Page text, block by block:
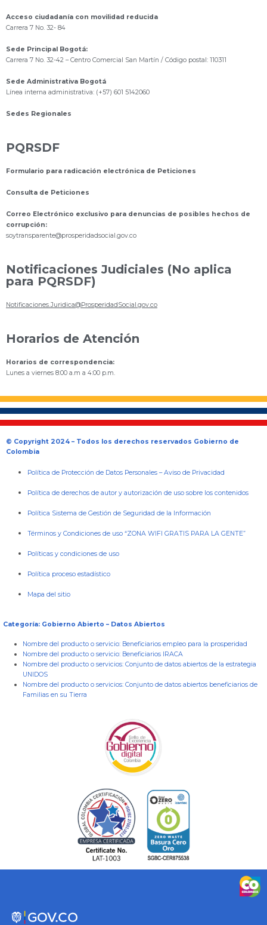
Acceso ciudadanía con movilidad reducida
Carrera 7 No. 32- 84
Sede Principal Bogotá:
Carrera 7 No. 32-42 – Centro Comercial San Martín / Código postal: 110311
Sede Administrativa Bogotá
Línea interna administrativa: (+57) 601 5142060
Sedes Regionales
PQRSDF
Formulario para radicación electrónica de Peticiones
Consulta de Peticiones
Correo Electrónico exclusivo para denuncias de posibles hechos de
corrupción:
soytransparente@prosperidadsocial.gov.co
Notificaciones Judiciales (No aplica
para PQRSDF)
Notificaciones.Juridica@ProsperidadSocial.gov.co
Horarios de Atención
Horarios de correspondencia:
Lunes a viernes 8:00 a.m a 4:00 p.m.
© Copyright 2024 – Todos los derechos reservados Gobierno de
Colombia
Política de Protección de Datos Personales –Aviso de Privacidad
Política de derechos de autor y autorización de uso sobre los contenidos
Política Sistema de Gestión de Seguridad de la Información
Términos y Condiciones de uso “ZONA WIFI GRATIS PARA LA GENTE”
Políticas y condiciones de uso
Política proceso estadístico
Mapa del sitio
Categoría: Gobierno Abierto – Datos Abiertos
Nombre del producto o servicio: Beneficiarios empleo para la prosperidad
Nombre del producto o servicio: Beneficiarios IRACA
Nombre del producto o servicios: Conjunto de datos abiertos de la estrategia
UNIDOS
Nombre del producto o servicios: Conjunto de datos abiertos beneficiarios de
Familias en su Tierra